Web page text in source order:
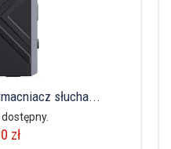
słucha...
zł